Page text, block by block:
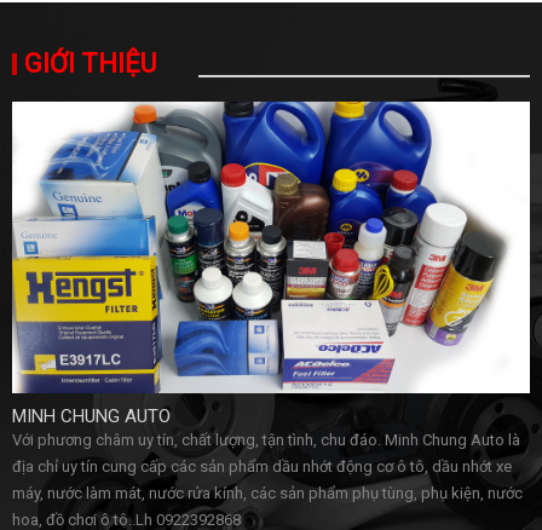
GIỚI THIỆU
MINH CHUNG AUTO
Với phương châm uy tín, chất lượng, tận tình, chu đáo. Minh Chung Auto là
địa chỉ uy tín cung cấp các sản phẩm dầu nhớt động cơ ô tô, dầu nhớt xe
máy, nước làm mát, nước rửa kính, các sản phẩm phụ tùng, phụ kiện, nước
hoa, đồ chơi ô tô..Lh 0922392868